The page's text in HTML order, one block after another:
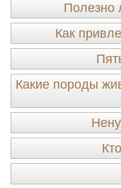
Полезно
Как
Какие породы